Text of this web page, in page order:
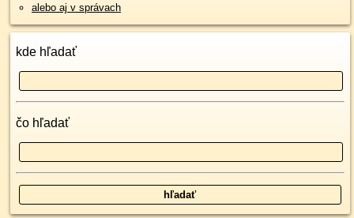
alebo aj v správach
kde hľadať
čo hľadať